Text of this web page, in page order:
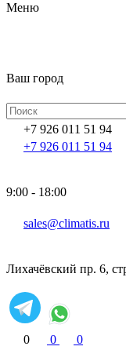
Меню
Ваш город
+7 926 011 51 94
+7 926 011 51 94
9:00 - 18:00
sales@climatis.ru
Лихачёвский пр. 6,
0 0
0